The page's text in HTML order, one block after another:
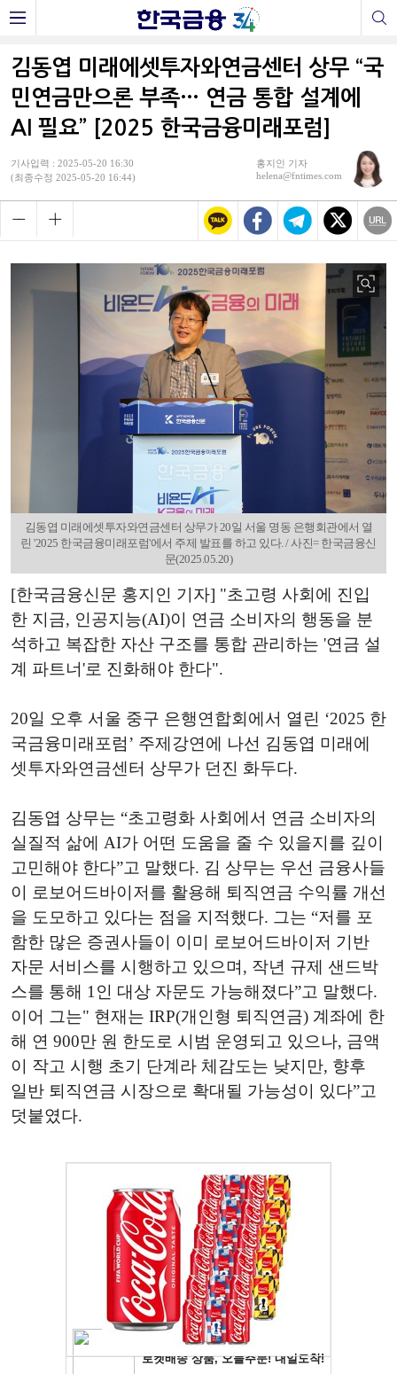
김동엽 미래에셋투자와연금센터 상무 “국
민연금만으론 부족… 연금 통합 설계에
AI 필요” [2025 한국금융미래포럼]
기사입력 : 2025-05-20 16:30
(최종수정 2025-05-20 16:44)
홍지인 기자
helena@fntimes.com
김동엽 미래에셋투자와연금센터 상무가 20일 서울 명동 은행회관에서 열
린 '2025 한국금융미래포럼'에서 주제 발표를 하고 있다. / 사진= 한국금융신
문(2025.05.20)
[한국금융신문 홍지인 기자] "초고령 사회에 진입
한 지금, 인공지능(AI)이 연금 소비자의 행동을 분
석하고 복잡한 자산 구조를 통합 관리하는 '연금 설
계 파트너'로 진화해야 한다".
20일 오후 서울 중구 은행연합회에서 열린 ‘2025 한
국금융미래포럼’ 주제강연에 나선 김동엽 미래에
셋투자와연금센터 상무가 던진 화두다.
김동엽 상무는 “초고령화 사회에서 연금 소비자의
실질적 삶에 AI가 어떤 도움을 줄 수 있을지를 깊이
고민해야 한다”고 말했다. 김 상무는 우선 금융사들
이 로보어드바이저를 활용해 퇴직연금 수익률 개선
을 도모하고 있다는 점을 지적했다. 그는 “저를 포
함한 많은 증권사들이 이미 로보어드바이저 기반
자문 서비스를 시행하고 있으며, 작년 규제 샌드박
스를 통해 1인 대상 자문도 가능해졌다”고 말했다.
이어 그는" 현재는 IRP(개인형 퇴직연금) 계좌에 한
해 연 900만 원 한도로 시범 운영되고 있으나, 금액
이 작고 시행 초기 단계라 체감도는 낮지만, 향후
일반 퇴직연금 시장으로 확대될 가능성이 있다”고
덧붙였다.